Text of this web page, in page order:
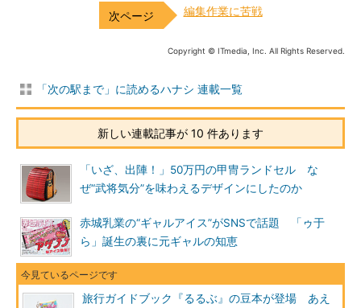
編集作業に苦戦
Copyright © ITmedia, Inc. All Rights Reserved.
「次の駅まで」に読めるハナシ 連載一覧
新しい連載記事が 10 件あります
「いざ、出陣！」50万円の甲冑ランドセル な
ぜ“武将気分”を味わえるデザインにしたのか
赤城乳業の“ギャルアイス”がSNSで話題 「ゥ于
ら」誕生の裏に元ギャルの知恵
旅行ガイドブック『るるぶ』の豆本が登場 あえ